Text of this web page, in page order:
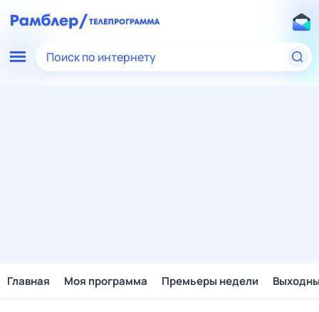
Поиск по интернету
Главная Моя программа Премьеры недели